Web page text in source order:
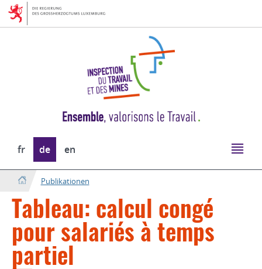
Zur
Navigation
Zum
Inhalt
Sprache
wechseln
fr de en
Publikationen
Tableau: calcul congé
pour salariés à temps
partiel